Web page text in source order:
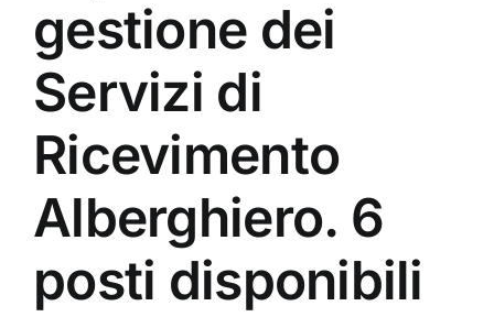
gestione dei
Servizi di
Ricevimento
Alberghiero. 6
posti disponibili